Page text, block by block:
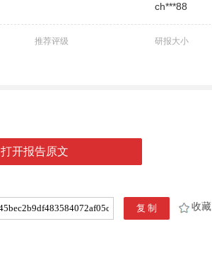
ch***88
推荐评级 研报大小
打开报告原文
收藏